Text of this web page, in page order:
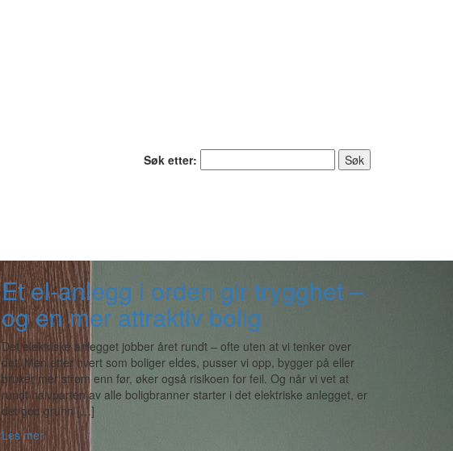
Søk etter:
Et el‑anlegg i orden gir trygghet –
og en mer attraktiv bolig
Det elektriske anlegget jobber året rundt – ofte uten at vi tenker over
det. Men etter hvert som boliger eldes, pusser vi opp, bygger på eller
bruker mer strøm enn før, øker også risikoen for feil. Og når vi vet at
rundt halvparten av alle boligbranner starter i det elektriske anlegget, er
det god grunn […]
Les mer